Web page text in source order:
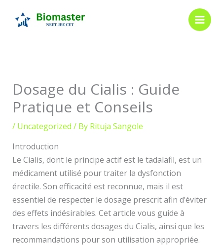
Dosage du Cialis : Guide
Pratique et Conseils
/ Uncategorized / By Rituja Sangole
Introduction
Le Cialis, dont le principe actif est le tadalafil, est un
médicament utilisé pour traiter la dysfonction
érectile. Son efficacité est reconnue, mais il est
essentiel de respecter le dosage prescrit afin d’éviter
des effets indésirables. Cet article vous guide à
travers les différents dosages du Cialis, ainsi que les
recommandations pour son utilisation appropriée.